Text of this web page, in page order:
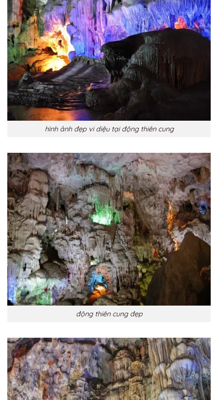
hình ảnh đẹp vi diệu tại động thiên cung
động thiên cung đẹp